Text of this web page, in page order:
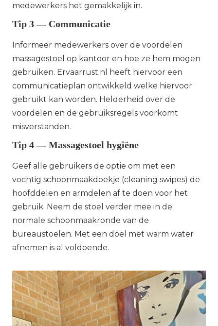
medewerkers het gemakkelijk in.
Tip 3 — Communicatie
Informeer medewerkers over de voordelen
massagestoel op kantoor en hoe ze hem mogen
gebruiken. Ervaarrust.nl heeft hiervoor een
communicatieplan ontwikkeld welke hiervoor
gebruikt kan worden. Helderheid over de
voordelen en de gebruiksregels voorkomt
misverstanden.
Tip 4 — Massagestoel hygiëne
Geef alle gebruikers de optie om met een
vochtig schoonmaakdoekje (cleaning swipes) de
hoofddelen en armdelen af te doen voor het
gebruik. Neem de stoel verder mee in de
normale schoonmaakronde van de
bureaustoelen. Met een doel met warm water
afnemen is al voldoende.